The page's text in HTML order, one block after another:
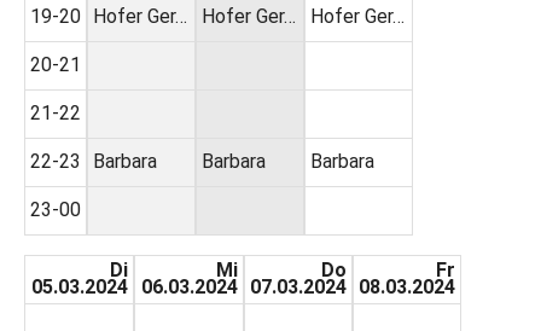
19-20
20-21
21-22
22-23
23-00
Hofer Ger…
Barbara
Hofer Ger…
Barbara
Hofer Ger…
Barbara
Di
05.03.2024
Mi
06.03.2024
Do
07.03.2024
Fr
08.03.2024